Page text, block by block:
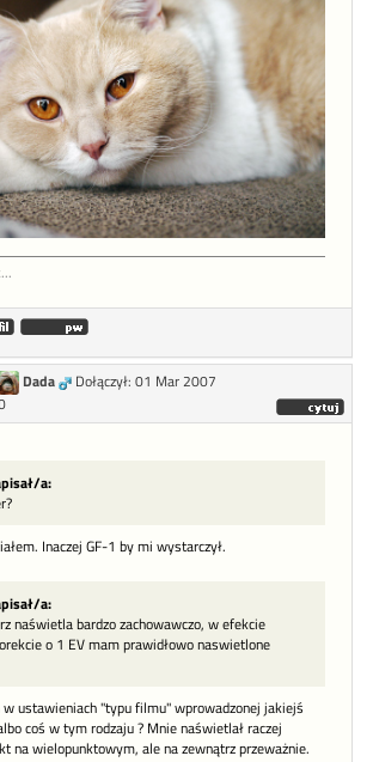
Dada
Dołączył: 01 Mar 2007
a:
Inaczej GF-1 by mi wystarczył.
a:
naświetla bardzo zachowawczo, w efekcie
o 1 EV mam prawidłowo naswietlone
w ustawieniach "typu filmu" wprowadzonej jakiejś
coś w tym rodzaju ? Mnie naświetlał raczej
na wielopunktowym, ale na zewnątrz przeważnie.